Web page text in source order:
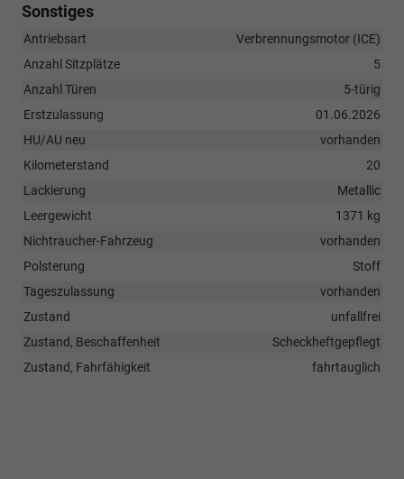
Sonstiges
Antriebsart
Verbrennungsmotor (ICE)
Anzahl Sitzplätze
5
Anzahl Türen
5-türig
Erstzulassung
01.06.2026
HU/AU neu
vorhanden
Kilometerstand
20
Lackierung
Metallic
Leergewicht
1371 kg
Nichtraucher-Fahrzeug
vorhanden
Polsterung
Stoff
Tageszulassung
vorhanden
Zustand
unfallfrei
Zustand, Beschaffenheit
Scheckheftgepflegt
Zustand, Fahrfähigkeit
fahrtauglich